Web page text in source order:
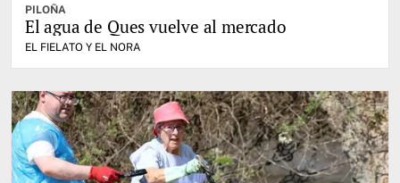
PILOÑA
El agua de Ques vuelve al mercado
EL FIELATO Y EL NORA